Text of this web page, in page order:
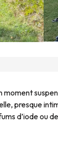
moment
presque
d’iode ou